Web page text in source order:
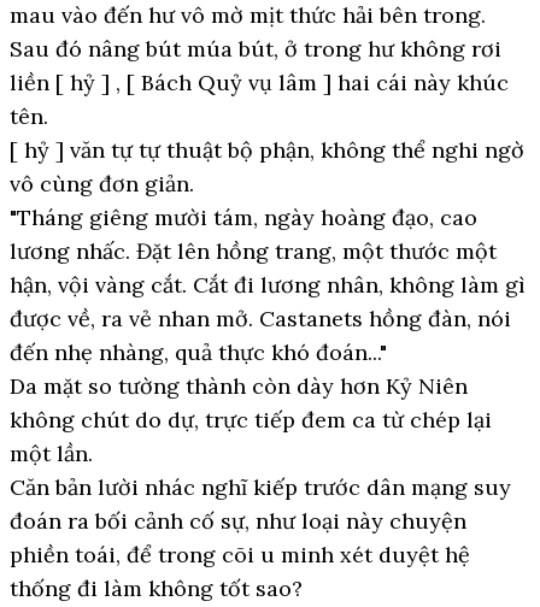
mau vào đến hư vô mờ mịt thức hải bên trong.
Sau đó nâng bút múa bút, ở trong hư không rơi
liền [ hỷ ] , [ Bách Quỷ vụ lâm ] hai cái này khúc
tên.
[ hỷ ] văn tự tự thuật bộ phận, không thể nghi ngờ
vô cùng đơn giản.
"Tháng giêng mười tám, ngày hoàng đạo, cao
lương nhấc. Đặt lên hồng trang, một thước một
hận, vội vàng cắt. Cắt đi lương nhân, không làm gì
được về, ra vẻ nhan mở. Castanets hồng đàn, nói
đến nhẹ nhàng, quả thực khó đoán..."
Da mặt so tường thành còn dày hơn Kỷ Niên
không chút do dự, trực tiếp đem ca từ chép lại
một lần.
Căn bản lười nhác nghĩ kiếp trước dân mạng suy
đoán ra bối cảnh cố sự, như loại này chuyện
phiền toái, để trong cõi u minh xét duyệt hệ
thống đi làm không tốt sao?